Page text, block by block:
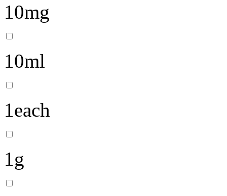
10mg
10ml
1each
1g